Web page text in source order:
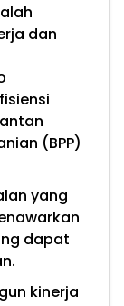
dan
(BPP)
yang
dapat
kinerja